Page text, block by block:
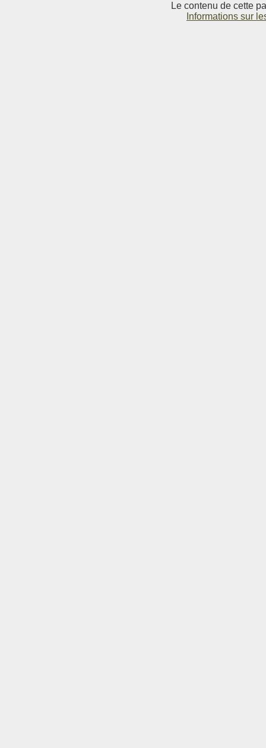
Le contenu de cette
Informations sur